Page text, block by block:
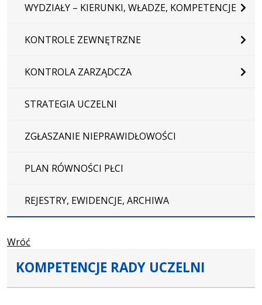
WYDZIAŁY – KIERUNKI, WŁADZE, KOMPETENCJE
KONTROLE ZEWNĘTRZNE
KONTROLA ZARZĄDCZA
STRATEGIA UCZELNI
ZGŁASZANIE NIEPRAWIDŁOWOŚCI
PLAN RÓWNOŚCI PŁCI
REJESTRY, EWIDENCJE, ARCHIWA
Wróć
KOMPETENCJE RADY UCZELNI